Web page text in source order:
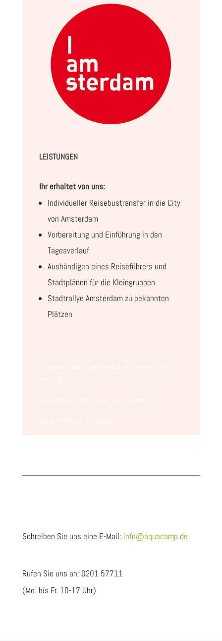
LEISTUNGEN
Ihr erhaltet von uns:
Individueller Reisebustransfer in die City
von Amsterdam
Vorbereitung und Einführung in den
Tagesverlauf
Aushändigen eines Reiseführers und
Stadtplänen für die Kleingruppen
Stadtrallye Amsterdam zu bekannten
Plätzen
Schreiben Sie uns eine E-Mail: info@aquacamp.de
Rufen Sie uns an: 0201 57711
(Mo. bis Fr. 10-17 Uhr)